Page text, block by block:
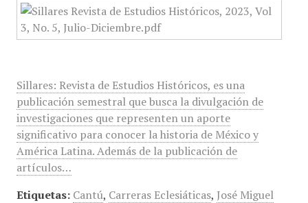
Sillares: Revista de Estudios Históricos, es una
publicación semestral que busca la divulgación de
investigaciones que representen un aporte
significativo para conocer la historia de México y
América Latina. Además de la publicación de
artículos…
Etiquetas: Cantú, Carreras Eclesiáticas, José Miguel